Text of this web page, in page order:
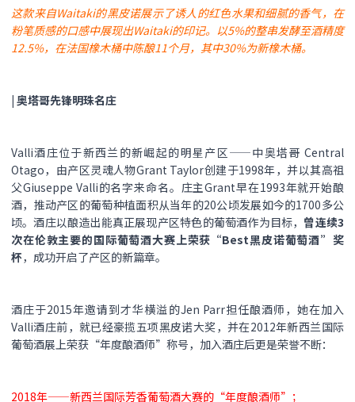
这款来自Waitaki的黑皮诺展示了诱人的红色水果和细腻的香气，在
粉笔质感的口感中展现出Waitaki的印记。以5%的整串发酵至酒精度
12.5%，在法国橡木桶中陈酿11个月，其中30%为新橡木桶。
| 奥塔哥先锋明珠名庄
Valli酒庄位于新西兰的新崛起的明星产区——中奥塔哥 Central
Otago，由产区灵魂人物Grant Taylor创建于1998年，并以其高祖
父Giuseppe Valli的名字来命名。庄主Grant早在1993年就开始酿
酒，推动产区的葡萄种植面积从当年的20公顷发展如今的1700多公
顷。酒庄以酿造出能真正展现产区特色的葡萄酒作为目标， 曾连续3
次在伦敦主要的国际葡萄酒大赛上荣获“Best黑皮诺葡萄酒”奖
杯，成功开启了产区的新篇章。
酒庄于2015年邀请到才华横溢的Jen Parr担任酿酒师，她在加入
Valli酒庄前，就已经豪揽五项黑皮诺大奖，并在2012年新西兰国际
葡萄酒展上荣获“年度酿酒师”称号，加入酒庄后更是荣誉不断：
2018年——新西兰国际芳香葡萄酒大赛的“年度酿酒师”；